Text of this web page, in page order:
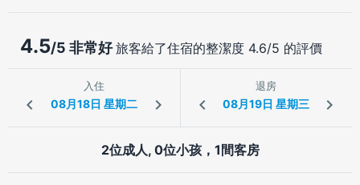
4.5/5 非常好旅客給了住宿的整潔度 4.6/5 的評價
入住 退房
2位成人, 0位小孩，1間客房